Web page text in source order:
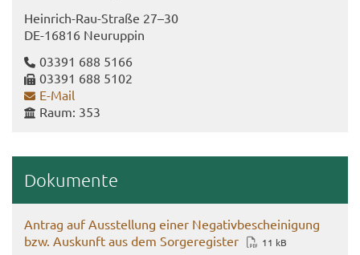
Heinrich-​Rau-Straße 27–30
DE-​16816 Neu­rup­pin
03391 688 5166
03391 688 5102
E-​Mail
Raum: 353
Do­ku­men­te
An­trag auf Aus­stel­lung einer Ne­ga­tiv­be­schei­ni­gung
bzw. Aus­kunft aus dem Sor­ge­re­gis­ter
11 kB